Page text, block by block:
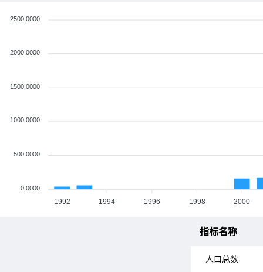
1992 1994 1996 1998 2000
2500.0000
2000.0000
1500.0000
1000.0000
500.0000
0.0000
指标名称
人口总数